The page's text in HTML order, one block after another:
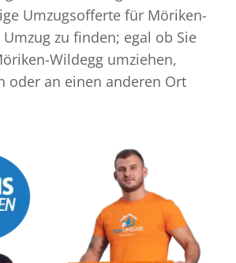
Umzugsofferte für Möriken-
zu finden; egal ob Sie
Wildegg umziehen,
oder an einen anderen Ort